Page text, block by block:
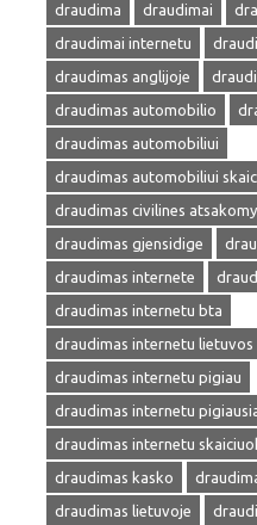
draudima
draudimai
draudimai internetu
draudimas anglijoje
draudimas automobilio
draudimas automobiliui
draudimas automobiliui
draudimas civilines
draudimas gjensidige
draudimas internete
draudimas internetu bta
draudimas internetu lietuvos
draudimas internetu pigiau
draudimas internetu
draudimas internetu
draudimas kasko
draudimas lietuvoje